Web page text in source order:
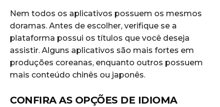
Nem todos os aplicativos possuem os mesmos
doramas. Antes de escolher, verifique se a
plataforma possui os títulos que você deseja
assistir. Alguns aplicativos são mais fortes em
produções coreanas, enquanto outros possuem
mais conteúdo chinês ou japonês.
CONFIRA AS OPÇÕES DE IDIOMA